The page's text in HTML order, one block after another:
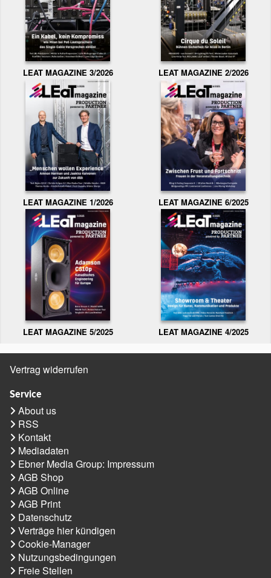
LEAT MAGAZINE 3/2026 LEAT MAGAZINE 2/2026
LEAT MAGAZINE 1/2026 LEAT MAGAZINE 6/2025
LEAT MAGAZINE 5/2025 LEAT MAGAZINE 4/2025
Vertrag widerrufen
Service
About us
RSS
Kontakt
Mediadaten
Ebner Media Group: Impressum
AGB Shop
AGB Online
AGB Print
Datenschutz
Verträge hier kündigen
Cookie-Manager
Nutzungsbedingungen
Freie Stellen